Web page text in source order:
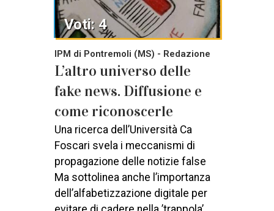
IPM di Pontremoli (MS) - Redazione
L’altro universo delle
fake news. Diffusione e
come riconoscerle
Una ricerca dell’Università Ca
Foscari svela i meccanismi di
propagazione delle notizie false
Ma sottolinea anche l’importanza
dell’alfabetizzazione digitale per
Voti: 4